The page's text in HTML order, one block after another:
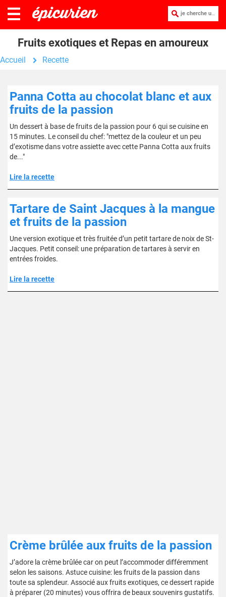
je cherche une recette :
Fruits exotiques et Repas en amoureux
Accueil Recette
Panna Cotta au chocolat blanc et aux
fruits de la passion
Un dessert à base de fruits de la passion pour 6 qui se cuisine en
15 minutes. Le conseil du chef: "mettez de la couleur et un peu
d’exotisme dans votre assiette avec cette Panna Cotta aux fruits
de..."
Lire la recette
Tartare de Saint Jacques à la mangue
et fruits de la passion
Une version exotique et très fruitée d’un petit tartare de noix de St-
Jacques. Petit conseil: une préparation de tartares à servir en
entrées froides.
Lire la recette
Crème brûlée aux fruits de la passion
J’adore la crème brûlée car on peut l’accommoder différemment
selon les saisons. Astuce cuisine: les fruits de la passion dans
toute sa splendeur. Associé aux fruits exotiques, ce dessert rapide
à préparer (20 minutes) vous offrira de beaux souvenirs gustatifs.